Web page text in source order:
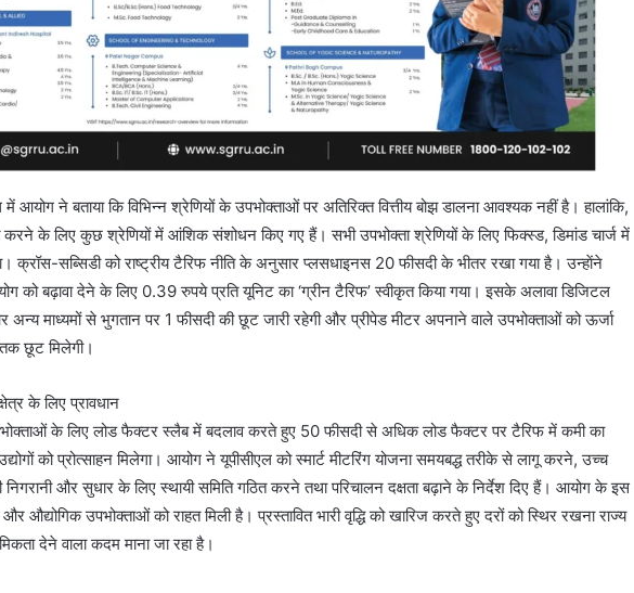
में आयोग ने बताया कि विभिन्न श्रेणियों के उपभोक्ताओं पर अतिरिक्त वित्तीय बोझ डालना आवश्यक नहीं है। हालांकि,
के लिए कुछ श्रेणियों में आंशिक संशोधन किए गए हैं। सभी उपभोक्ता श्रेणियों के लिए फिक्स्ड, डिमांड चार्ज में
क्रॉस-सब्सिडी को राष्ट्रीय टैरिफ नीति के अनुसार प्लसधाइनस 20 फीसदी के भीतर रखा गया है। उन्हाेंने
को बढ़ावा देने के लिए 0.39 रुपये प्रति यूनिट का ‘ग्रीन टैरिफ’ स्वीकृत किया गया। इसके अलावा डिजिटल
माध्यमों से भुगतान पर 1 फीसदी की छूट जारी रहेगी और प्रीपेड मीटर अपनाने वाले उपभोक्ताओं को ऊर्जा
छूट मिलेगी।
के लिए प्रावधान
के लिए लोड फैक्टर स्लैब में बदलाव करते हुए 50 फीसदी से अधिक लोड फैक्टर पर टैरिफ में कमी का
को प्रोत्साहन मिलेगा। आयोग ने यूपीसीएल को स्मार्ट मीटरिंग योजना समयबद्ध तरीके से लागू करने, उच्च
और सुधार के लिए स्थायी समिति गठित करने तथा परिचालन दक्षता बढ़ाने के निर्देश दिए हैं। आयोग के इस
औद्योगिक उपभोक्ताओं को राहत मिली है। प्रस्तावित भारी वृद्धि को खारिज करते हुए दरों को स्थिर रखना राज्य
देने वाला कदम माना जा रहा है।